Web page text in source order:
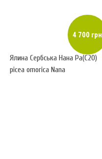
4 700 грн
Ялина Сербська Нана Ра(С20)
picea omorica Nana